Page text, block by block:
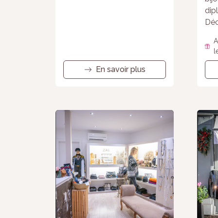
En savoir plus